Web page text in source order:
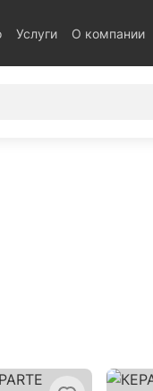
Услуги О компании